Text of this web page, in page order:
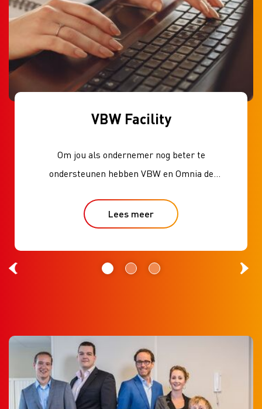
VBW Facility
Om jou als ondernemer nog beter te
ondersteunen hebben VBW en Omnia de
Lees meer